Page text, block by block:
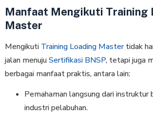
Manfaat Mengikuti Training
Master
Mengikuti Training Loading Mastertidak
jalan menujuSertifikasi BNSP, tetapi juga
berbagai manfaat praktis, antara lain:
Pemahaman langsung dari instruktur
industri pelabuhan.